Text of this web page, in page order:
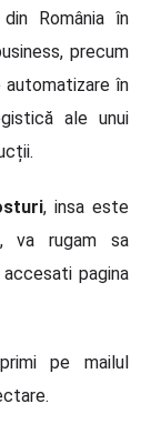
România în
precum
în
ale unui
, insa este
va rugam sa
pagina
pe mailul